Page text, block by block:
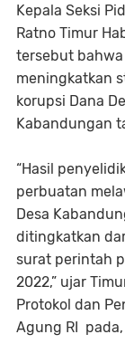
Kepala Seksi
Ratno Timur
tersebut
meningkatkan
korupsi Dana
Kabandungan
“Hasil
perbuatan
Desa
ditingkatkan
surat perintah
2022,” ujar
Protokol dan
Agung RI